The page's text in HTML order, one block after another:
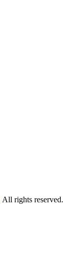
All rights reserved.